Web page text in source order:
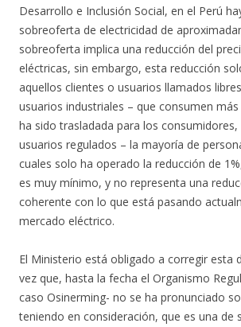
Desarrollo e Inclusión Social, en el Perú
sobreoferta de electricidad de
sobreoferta implica una reducción del
eléctricas, sin embargo, esta reducción
aquellos clientes o usuarios llamados
usuarios industriales – que consumen
ha sido trasladada para los consumidores,
usuarios regulados – la mayoría de
cuales solo ha operado la reducción de
es muy mínimo, y no representa una
coherente con lo que está pasando
mercado eléctrico.
El Ministerio está obligado a corregir esta
vez que, hasta la fecha el Organismo
caso Osinerming- no se ha pronunciado
teniendo en consideración, que es una de